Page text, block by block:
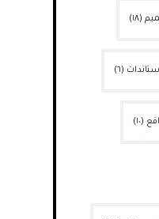
(١٨)
(٦)
(١٠)